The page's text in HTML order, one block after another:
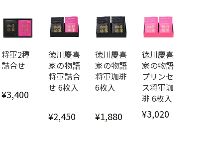
将軍2種
詰合せ
¥3,400
徳川慶喜
家の物語
将軍詰合
せ 6枚入
¥2,450
徳川慶喜
家の物語
将軍珈琲
6枚入
¥1,880
徳川慶喜
家の物語
プリンセ
ス将軍珈
琲 6枚入
¥3,020